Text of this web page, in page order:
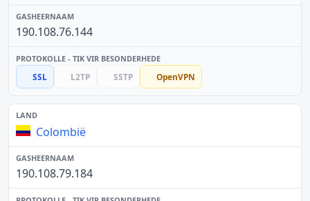
190.108.76.144
SSL L2TP SSTP OpenVPN
Colombië
190.108.79.184